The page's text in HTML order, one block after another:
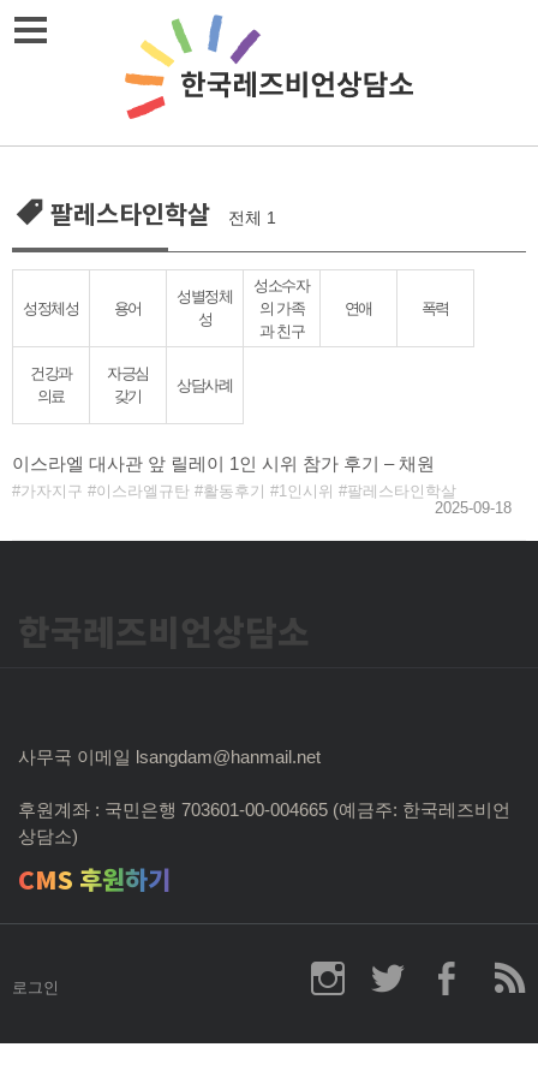
Skip
팔레스타인학살 전체 1
성정체성 용어
성별정체
성
성소수자
의 가족
과 친구
연애 폭력
건강과
의료
자긍심
갖기
상담사례
이스라엘 대사관 앞 릴레이 1인 시위 참가 후기 – 채원
가자지구 이스라엘규탄 활동후기 1인시위
팔레스타인학살
2025-09-18
한국레즈비언상담소
사무국 이메일 lsangdam@hanmail.net
후원계좌 : 국민은행 703601-00-004665 (예금주: 한국레즈비언
상담소)
CMS 후원하기
로그인